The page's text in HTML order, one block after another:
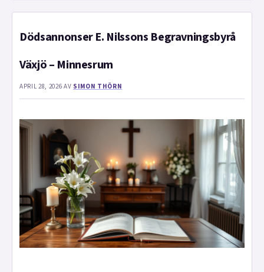
Dödsannonser E. Nilssons Begravningsbyrå
Växjö – Minnesrum
APRIL 28, 2026 AV SIMON THÖRN